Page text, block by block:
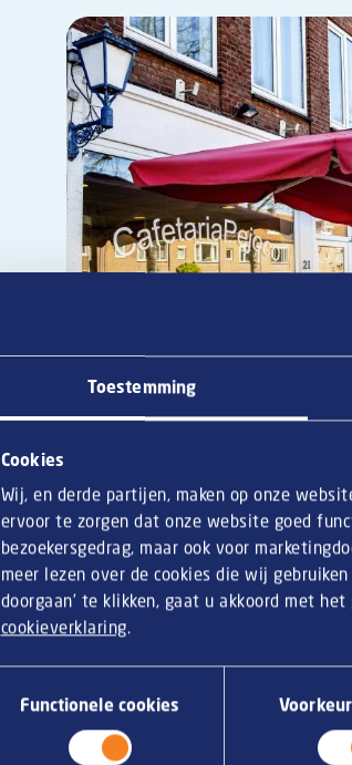
Toestemming
Cookies
Wij, en derde partijen, maken op onze
ervoor te zorgen dat onze website goed
bezoekersgedrag, maar ook voor
meer lezen over de cookies die wij
doorgaan’ te klikken, gaat u akkoord met
cookieverklaring.
Functionele cookies
Afbeelding
Nieuwkomer
“Gasten komen hier voor ons no-
vertelt Dong. Het zijn dan ook de
trek, merkt Dong. “Die zijn nog niet
minitoppers van Ad van Geloven en